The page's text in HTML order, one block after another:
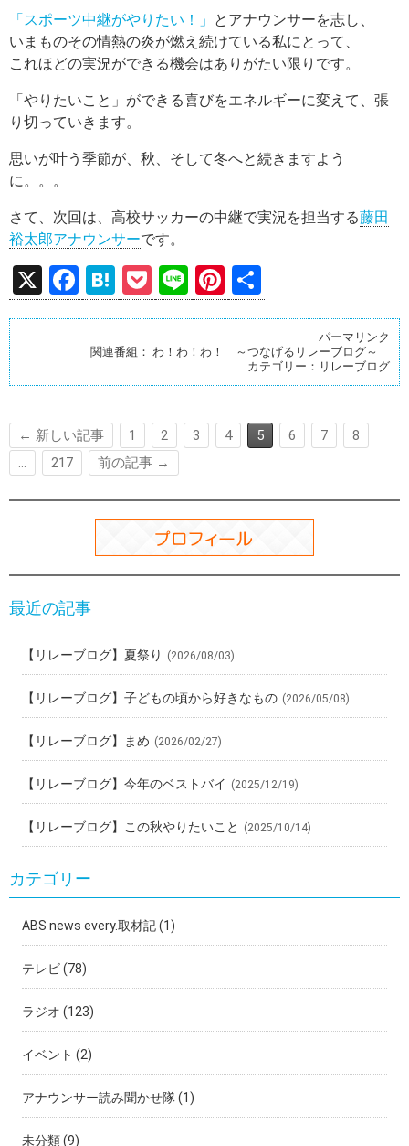
「スポーツ中継がやりたい！」 とアナウンサーを志し、
いまものその情熱の炎が燃え続けている私にとって、
これほどの実況ができる機会はありがたい限りです。
「やりたいこと」ができる喜びをエネルギーに変えて、張
り切っていきます。
思いが叶う季節が、秋、そして冬へと続きますよう
に。。。
さて、次回は、高校サッカーの中継で実況を担当する藤田
裕太郎アナウンサーです。
X
F
a
ce
b
o
o
k
H
at
e
n
a
P
o
ck
et
Li
n
e
Pi
nt
es
t
有
パーマリンク
関連番組： わ！わ！わ！ ～つなげるリレーブログ～
カテゴリー： リレーブログ
← 新しい記事 1 2 3 4 5 6 7
8
…
217 前の記事 →
最近の記事
【リレーブログ】夏祭り (2026/08/03)
【リレーブログ】子どもの頃から好きなもの (2026/05/08)
【リレーブログ】まめ (2026/02/27)
【リレーブログ】今年のベストバイ (2025/12/19)
【リレーブログ】この秋やりたいこと (2025/10/14)
カテゴリー
ABS news every.取材記(1)
テレビ(78)
ラジオ (123)
イベント (2)
アナウンサー読み聞かせ隊(1)
未分類(9)